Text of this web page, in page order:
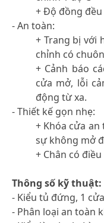
+ Độ đồng
- An toàn:
+ Trang bị với
chỉnh có
+ Cảnh báo
cửa mở, lỗi
động từ xa.
- Thiết kế gọn nhẹ:
+ Khóa cửa
sự không mở
+ Chân có
Thông số kỹ thuật:
- Kiểu tủ đứng, 1
- Phân loại an toàn